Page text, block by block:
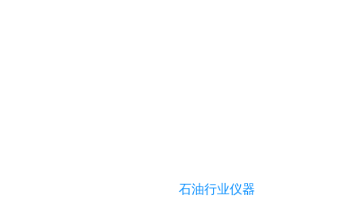
石油行业仪器